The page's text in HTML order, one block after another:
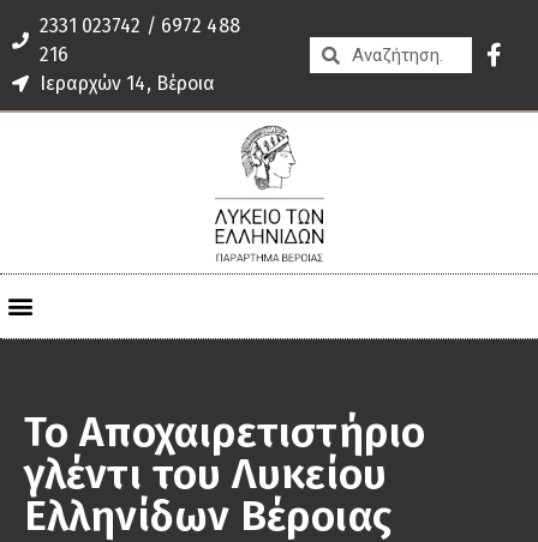
2331 023742 / 6972 488
216
Ιεραρχών 14, Βέροια
Το Αποχαιρετιστήριο
γλέντι του Λυκείου
Ελληνίδων Βέροιας